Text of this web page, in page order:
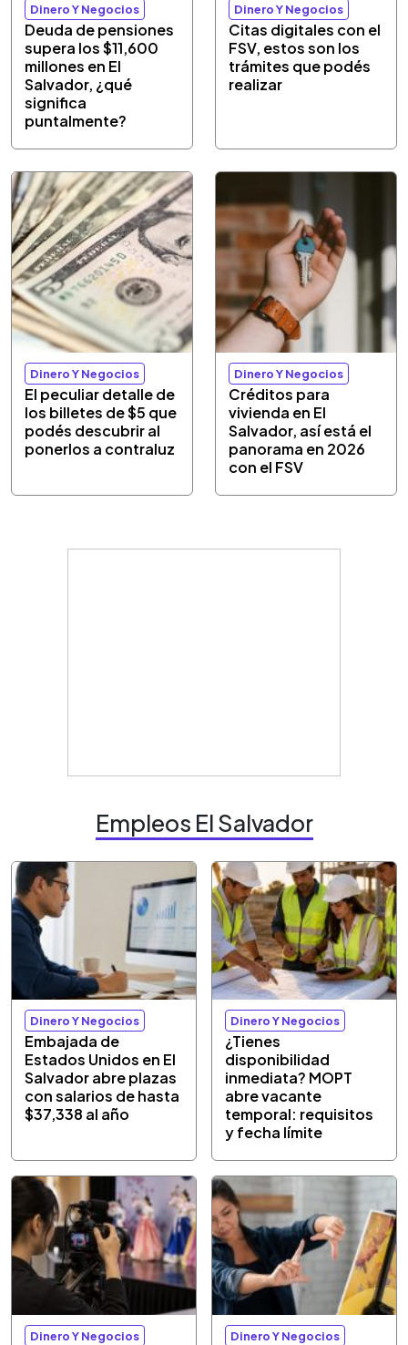
Dinero Y Negocios
Deuda de pensiones
supera los $11,600
millones en El
Salvador, ¿qué
significa
puntalmente?
Dinero Y Negocios
Citas digitales con el
FSV, estos son los
trámites que podés
realizar
Dinero Y Negocios
El peculiar detalle de
los billetes de $5 que
podés descubrir al
ponerlos a contraluz
Dinero Y Negocios
Créditos para
vivienda en El
Salvador, así está el
panorama en 2026
con el FSV
Empleos El Salvador
Dinero Y Negocios
Embajada de
Estados Unidos en El
Salvador abre plazas
con salarios de hasta
$37,338 al año
Dinero Y Negocios
¿Tienes
disponibilidad
inmediata? MOPT
abre vacante
temporal: requisitos
y fecha límite
Dinero Y Negocios Dinero Y Negocios